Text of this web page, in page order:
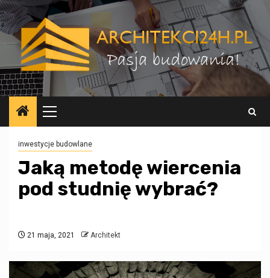
Przejdź
do
treści
Menu
główne
inwestycje budowlane
Jaką metodę wiercenia
pod studnię wybrać?
21 maja, 2021 Architekt